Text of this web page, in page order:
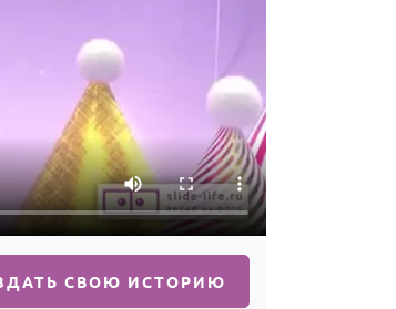
СВОЮ ИСТОРИЮ